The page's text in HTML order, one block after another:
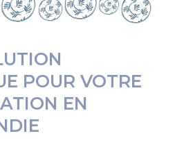
POUR VOTRE
EN